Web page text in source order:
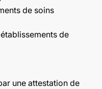
de soins
de
une attestation de